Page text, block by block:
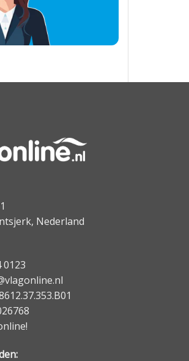
Nederland
0123